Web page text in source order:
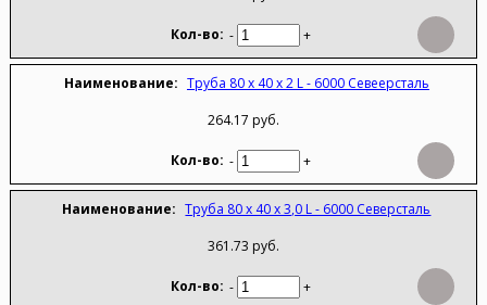
- +
Труба 80 х 40 х 2 L - 6000 Севеерсталь
264.17 руб.
- +
Труба 80 х 40 х 3,0 L - 6000 Северсталь
361.73 руб.
- +